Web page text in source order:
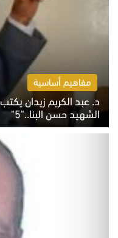
مفاهيم أساسية
د. عبد الكريم زيدان
الشهيد حسن البنا.."5"
السبت 8 أغسطس 2026 10:46 ص